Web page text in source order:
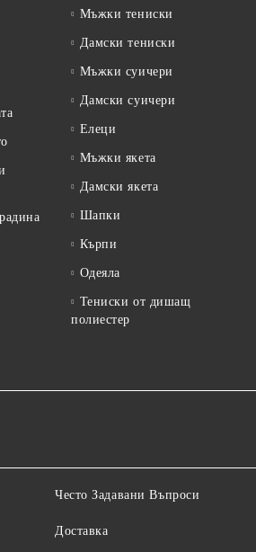
Мъжки тениски
Дамски тениски
Мъжки суичери
Дамски суичери
Елеци
Мъжки якета
Дамски якета
Шапки
Кърпи
Одеяла
Тениски от дишащ
полиестер
Често Задавани Въпроси
Доставка